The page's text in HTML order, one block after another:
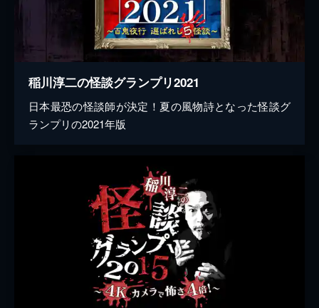
稲川淳二の怪談グランプリ2021
日本最恐の怪談師が決定！夏の風物詩となった怪談グ
ランプリの2021年版